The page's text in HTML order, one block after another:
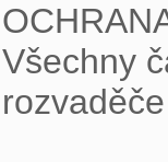
Všechny